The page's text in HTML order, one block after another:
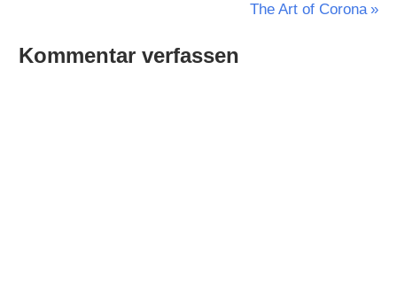
Nächster
The Art of Corona
Kommentar verfassen